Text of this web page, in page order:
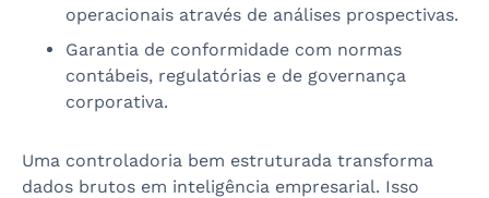
operacionais através de análises prospectivas.
Garantia de conformidade com normas
contábeis, regulatórias e de governança
corporativa.
Uma controladoria bem estruturada transforma
dados brutos em inteligência empresarial. Isso